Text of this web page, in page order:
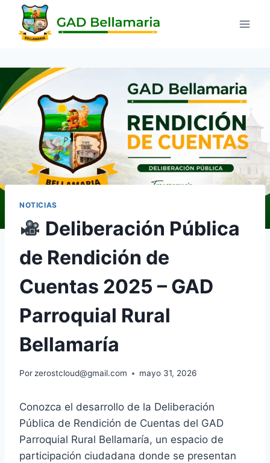
NOTICIAS
Deliberación Pública
de Rendición de
Cuentas 2025 – GAD
Parroquial Rural
Bellamaría
Por zerostcloud@gmail.com mayo 31, 2026
Conozca el desarrollo de la Deliberación
Pública de Rendición de Cuentas del GAD
Parroquial Rural Bellamaría, un espacio de
participación ciudadana donde se presentan